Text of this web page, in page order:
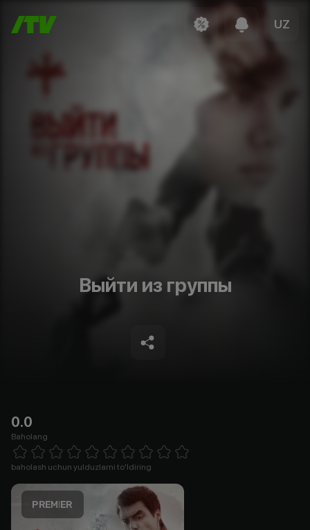
UZ
Выйти из группы
0.0
Baholang
1 Star 2 Stars 3 Stars 4 Stars5 Stars 6 Stars7 Stars8 Stars
baholash uchun yulduzlarni to'ldiring